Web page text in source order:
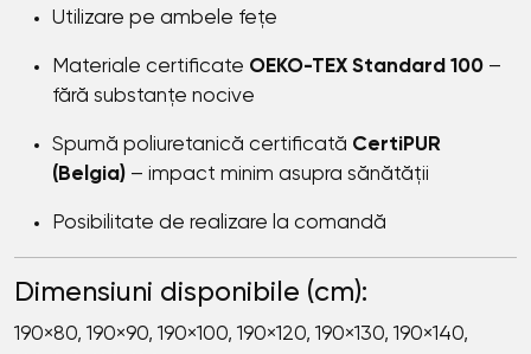
Utilizare pe ambele fețe
Materiale certificate OEKO-TEX Standard 100 –
fără substanțe nocive
Spumă poliuretanică certificată CertiPUR
(Belgia) – impact minim asupra sănătății
Posibilitate de realizare la comandă
Dimensiuni disponibile (cm):
190×80, 190×90, 190×100, 190×120, 190×130, 190×140,